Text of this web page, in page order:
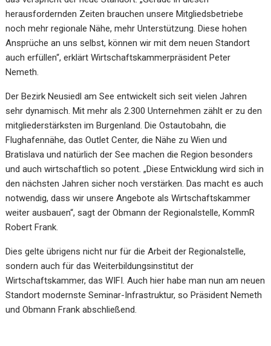
herausfordernden Zeiten brauchen unsere Mitgliedsbetriebe
noch mehr regionale Nähe, mehr Unterstützung. Diese hohen
Ansprüche an uns selbst, können wir mit dem neuen Standort
auch erfüllen“, erklärt Wirtschaftskammerpräsident Peter
Nemeth.
Der Bezirk Neusiedl am See entwickelt sich seit vielen Jahren
sehr dynamisch. Mit mehr als 2.300 Unternehmen zählt er zu den
mitgliederstärksten im Burgenland. Die Ostautobahn, die
Flughafennähe, das Outlet Center, die Nähe zu Wien und
Bratislava und natürlich der See machen die Region besonders
und auch wirtschaftlich so potent. „Diese Entwicklung wird sich in
den nächsten Jahren sicher noch verstärken. Das macht es auch
notwendig, dass wir unsere Angebote als Wirtschaftskammer
weiter ausbauen“, sagt der Obmann der Regionalstelle, KommR
Robert Frank.
Dies gelte übrigens nicht nur für die Arbeit der Regionalstelle,
sondern auch für das Weiterbildungsinstitut der
Wirtschaftskammer, das WIFI. Auch hier habe man nun am neuen
Standort modernste Seminar-Infrastruktur, so Präsident Nemeth
und Obmann Frank abschließend.